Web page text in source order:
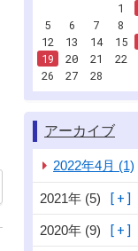
1
5
6 7 8
12
13 14 15
19
20 21 22
26
27 28
アーカイブ
2022年4月 (1)
2021年 (5)
2020年 (9)